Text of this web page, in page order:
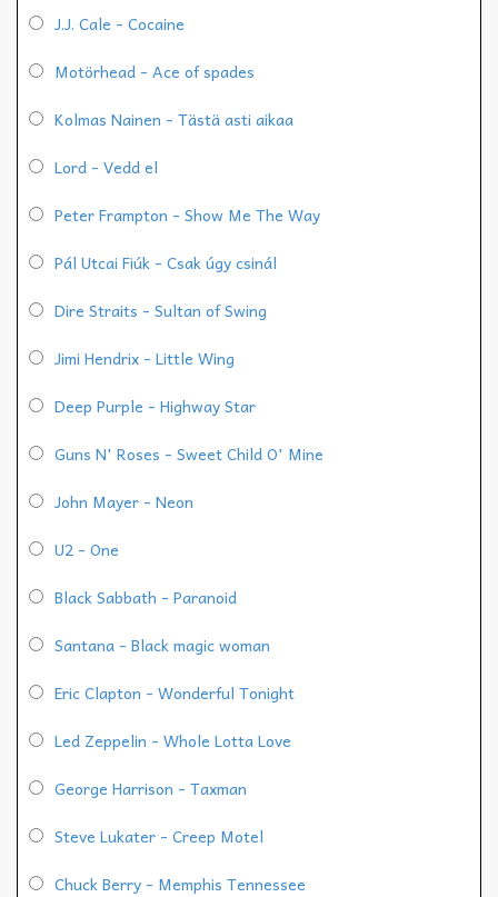
J.J. Cale - Cocaine
Motörhead - Ace of spades
Kolmas Nainen - Tästä asti aikaa
Lord - Vedd el
Peter Frampton - Show Me The Way
Pál Utcai Fiúk - Csak úgy csinál
Dire Straits - Sultan of Swing
Jimi Hendrix - Little Wing
Deep Purple - Highway Star
Guns N' Roses - Sweet Child O' Mine
John Mayer - Neon
U2 - One
Black Sabbath - Paranoid
Santana - Black magic woman
Eric Clapton - Wonderful Tonight
Led Zeppelin - Whole Lotta Love
George Harrison - Taxman
Steve Lukater - Creep Motel
Chuck Berry - Memphis Tennessee